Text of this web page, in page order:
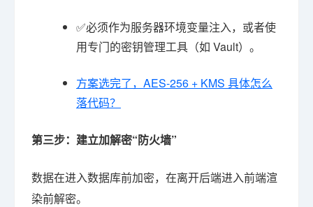
✅必须作为服务器环境变量注入，或者使
用专门的密钥管理工具（如 Vault）。
方案选完了，AES-256 + KMS 具体怎么
落代码？
第三步：建立加解密“防火墙”
数据在进入数据库前加密，在离开后端进入前端渲
染前解密。